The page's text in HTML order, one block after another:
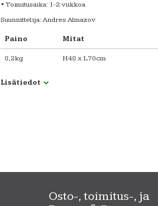
• Toimitusaika: 1-2 viikkoa
Suunnittelija: Andres Almazov
Paino Mitat
8,2kg H48 x L70cm
Lisätiedot
Osto-, toimitus-, ja